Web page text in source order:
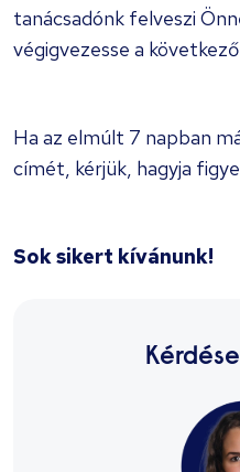
tanácsadónk felveszi
végigvezesse a
Ha az elmúlt 7 napban
címét, kérjük, hagyja
Sok sikert kívánunk!